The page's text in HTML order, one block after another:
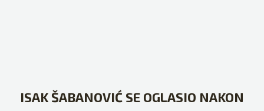
ISAK ŠABANOVIĆ SE OGLASIO NAKON